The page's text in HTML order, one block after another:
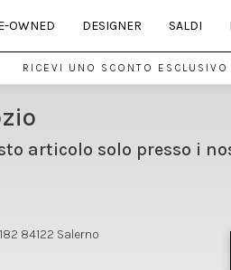
OWNED DESIGNER SALDI
RICEVI UNO SCONTO
articolo solo presso i
84122 Salerno